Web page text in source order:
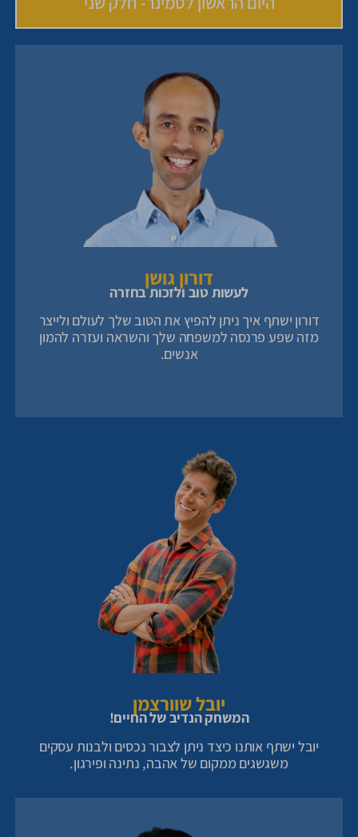
דורון גושן
לעשות טוב ולזכות בחזרה
דורון ישתף איך ניתן להפיץ את הטוב שלך לעולם ולייצר
מזה שפע פרנסה למשפחה שלך והשראה ועזרה להמון
אנשים.
יובל שוורצמן
המשחק הנדיב של החיים!
יובל ישתף אותנו כיצד ניתן לצבור נכסים ולבנות עסקים
משגשגים ממקום של אהבה, נתינה ופירגון.